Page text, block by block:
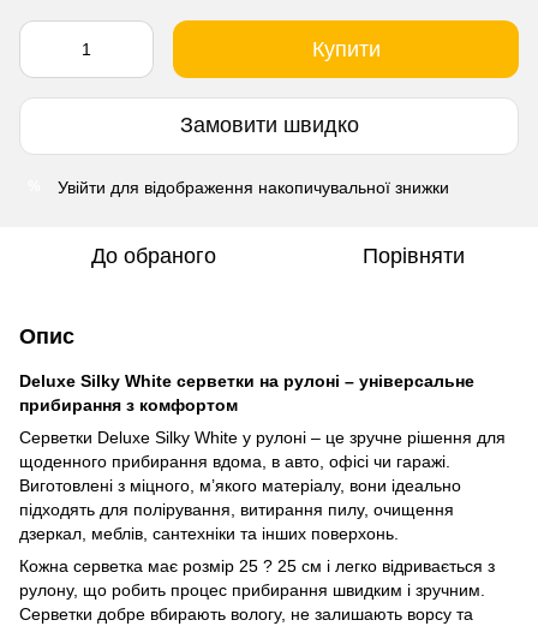
Купити
Замовити швидко
Увійти для відображення накопичувальної знижки
До обраного Порівняти
Опис
Deluxe Silky White серветки на рулоні – універсальне
прибирання з комфортом
Серветки Deluxe Silky White у рулоні – це зручне рішення для
щоденного прибирання вдома, в авто, офісі чи гаражі.
Виготовлені з міцного, м’якого матеріалу, вони ідеально
підходять для полірування, витирання пилу, очищення
дзеркал, меблів, сантехніки та інших поверхонь.
Кожна серветка має розмір 25 ? 25 см і легко відривається з
рулону, що робить процес прибирання швидким і зручним.
Серветки добре вбирають вологу, не залишають ворсу та